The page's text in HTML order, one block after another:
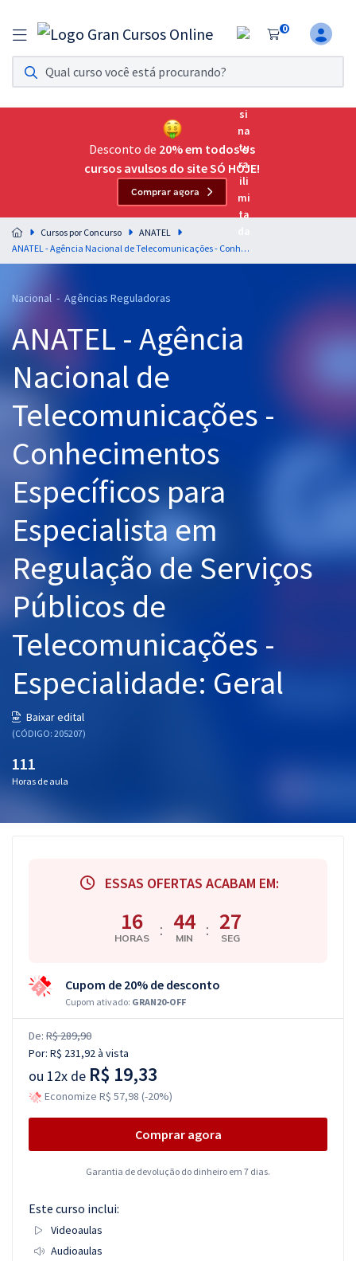
0
Assinatura Ilimitada 11
Acesso a todos os cursos. Teste grátis por 7 dias!
Assinatura OAB Até Passar
Acesso ilimitado a toda preparação para o Exame da
Residências Multiprofissionais
Preparação completa e intensiva para as principais
residências em saúde do Brasil
Cursos 20% OFF
Pós
Graduação
OAB
Questões grátis
Aprovados
Desconto de 20% em todos os
cursos avulsos do site SÓ HOJE!
Comprar agora
Cursos por Concurso
ANATEL
ANATEL - Agência Nacional de Telecomunicações - Conhecimentos Específicos para Especialista em Regulação de Serviços Públicos de Telecomunicações - Especialidade: Geral
Nacional - Agências Reguladoras
ANATEL - Agência
Nacional de
Telecomunicações -
Conhecimentos
Específicos para
Especialista em
Regulação de Serviços
Públicos de
Telecomunicações -
Especialidade: Geral
Baixar edital
(CÓDIGO: 205207)
111
Horas de aula
ESSAS OFERTAS ACABAM EM:
16
HORAS : 44
MIN : 26
SEG
Cupom de 20% de desconto
Cupom ativado: GRAN20-OFF
De: R$ 289,90
Por: R$ 231,92à vista
ou 12x de R$ 19,33
Economize R$ 57,98 (-20%)
Comprar agora
Garantia de devolução do dinheiro em 7 dias.
Este curso inclui:
Videoaulas
Audioaulas